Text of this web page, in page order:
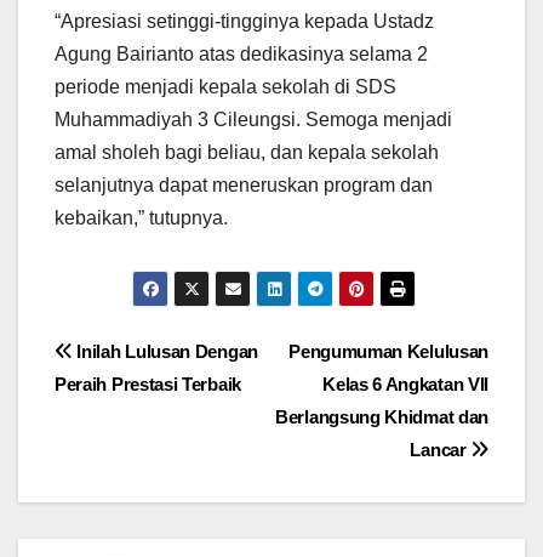
“Apresiasi setinggi-tingginya kepada Ustadz
Agung Bairianto atas dedikasinya selama 2
periode menjadi kepala sekolah di SDS
Muhammadiyah 3 Cileungsi. Semoga menjadi
amal sholeh bagi beliau, dan kepala sekolah
selanjutnya dapat meneruskan program dan
kebaikan,” tutupnya.
Navigasi
Pengumuman Kelulusan
Kelas 6 Angkatan VII
Berlangsung Khidmat dan
Lancar
Inilah Lulusan Dengan
Peraih Prestasi Terbaik